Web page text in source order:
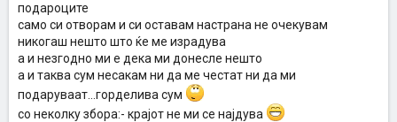
подароците
само си отворам и си оставам настрана не очекувам
никогаш нешто што ќе ме израдува
а и незгодно ми е дека ми донесле нешто
а и таква сум несакам ни да ме честат ни да ми
подаруваат...горделива сум
со неколку збора:- крајот не ми се најдува